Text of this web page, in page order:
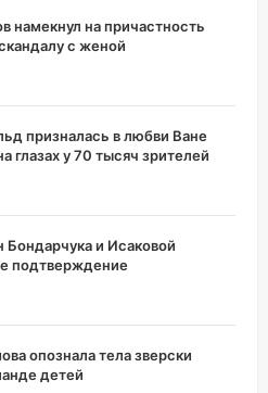
намекнул на причастность
с женой
призналась в любви Ване
глазах у 70 тысяч зрителей
Бондарчука и Исаковой
подтверждение
опознала тела зверски
детей